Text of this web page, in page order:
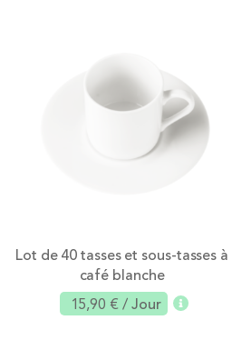
Lot de 40 tasses et sous-tasses à
café blanche
15,90 € / Jour